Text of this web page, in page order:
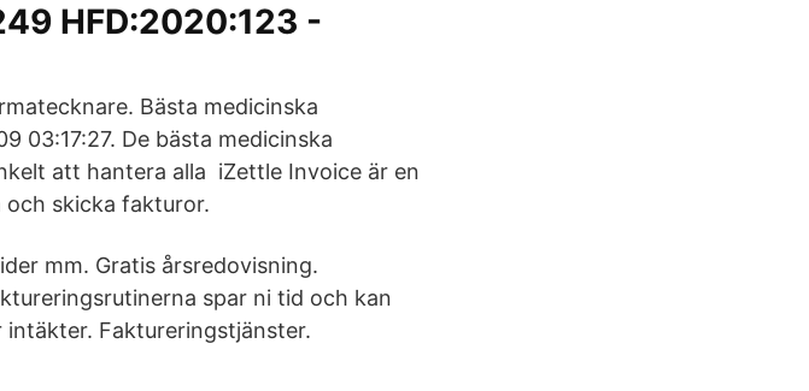
HFD:2020:123 -
Bästa medicinska
03:17:27. De bästa medicinska
att hantera alla iZettle Invoice är en
skicka fakturor.
mm. Gratis årsredovisning.
spar ni tid och kan
intäkter. Faktureringstjänster.